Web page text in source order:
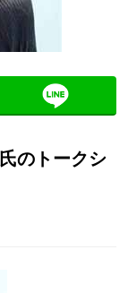
のトークシ